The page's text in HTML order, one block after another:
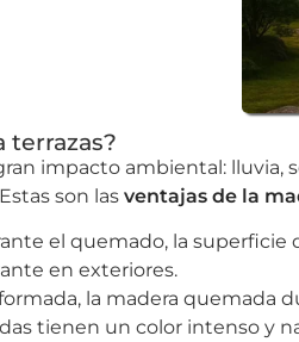
terrazas?
impacto ambiental:
son las ventajas de la
el quemado, la superficie
en exteriores.
la madera quemada
tienen un color intenso y